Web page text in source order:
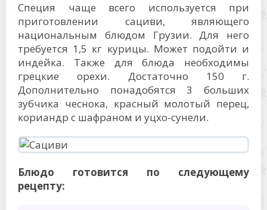
Специя чаще всего используется при
приготовлении сациви, являющего
национальным блюдом Грузии. Для него
требуется 1,5 кг курицы. Может подойти и
индейка. Также для блюда необходимы
грецкие орехи. Достаточно 150 г.
Дополнительно понадобятся 3 больших
зубчика чеснока, красный молотый перец,
кориандр с шафраном и уцхо-сунели.
Блюдо готовится по следующему
рецепту: